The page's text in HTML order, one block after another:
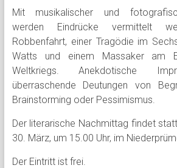
Mit musikalischer und
werden Eindrücke vermittelt
Robbenfahrt, einer Tragödie im
Watts und einem Massaker am
Weltkriegs. Anekdotische
überraschende Deutungen von
Brainstorming oder Pessimismus.
Der literarische Nachmittag findet
30. März, um 15.00 Uhr, im
Der Eintritt ist frei.